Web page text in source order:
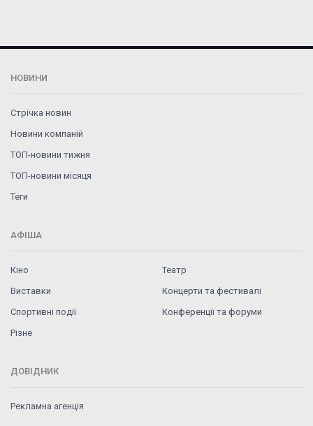
НОВИНИ
Стрічка новин
Новини компаній
ТОП-новини тижня
ТОП-новини місяця
Теги
АФІША
Кіно
Театр
Виставки
Концерти та фестивалі
Спортивні події
Конференції та форуми
Різне
ДОВІДНИК
Рекламна агенція